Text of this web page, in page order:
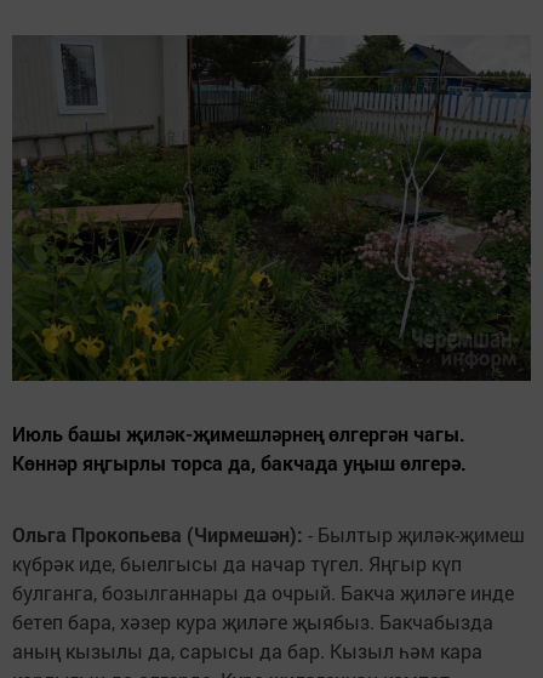
Июль башы җиләк-җимешләрнең өлгергән чагы.
Көннәр яңгырлы торса да, бакчада уңыш өлгерә.
Ольга Прокопьева (Чирмешән): - Былтыр җиләк-җимеш
күбрәк иде, быелгысы да начар түгел. Яңгыр күп
булганга, бозылганнары да очрый. Бакча җиләге инде
бетеп бара, хәзер кура җиләге җыябыз. Бакчабызда
аның кызылы да, сарысы да бар. Кызыл һәм кара